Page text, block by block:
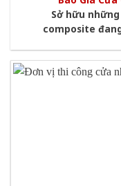
Sở hữu
composite